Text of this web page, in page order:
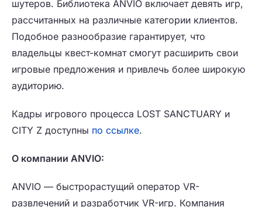
шутеров. Библиотека ANVIO включает девять игр,
рассчитанных на различные категории клиентов.
Подобное разнообразие гарантирует, что
владельцы квест-комнат смогут расширить свои
игровые предложения и привлечь более широкую
аудиторию.
Кадры игрового процесса LOST SANCTUARY и
CITY Z доступны по ссылке.
О компании ANVIO:
ANVIO — быстрорастущий оператор VR-
развлечений и разработчик VR-игр. Компания